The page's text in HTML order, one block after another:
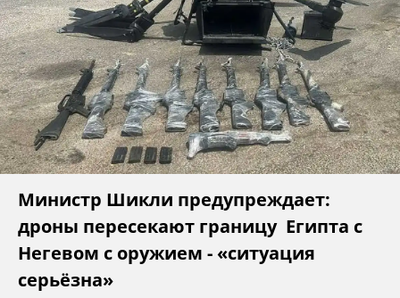
Министр Шикли предупреждает:
дроны пересекают границу Египта с
Негевом с оружием - «ситуация
серьёзна»